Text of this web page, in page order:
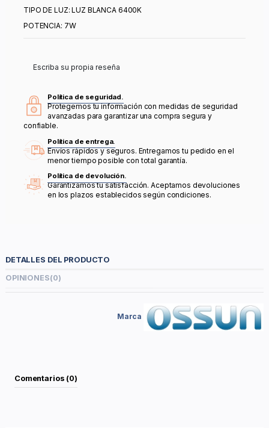
TIPO DE LUZ: LUZ BLANCA 6400K
POTENCIA: 7W
Escriba su propia reseña
Política de seguridad.
Protegemos tu información con medidas de seguridad
avanzadas para garantizar una compra segura y
confiable.
Política de entrega.
Envíos rápidos y seguros. Entregamos tu pedido en el
menor tiempo posible con total garantía.
Política de devolución.
Garantizamos tu satisfacción. Aceptamos devoluciones
en los plazos establecidos según condiciones.
DETALLES DEL PRODUCTO
OPINIONES(0)
Marca
Comentarios (0)